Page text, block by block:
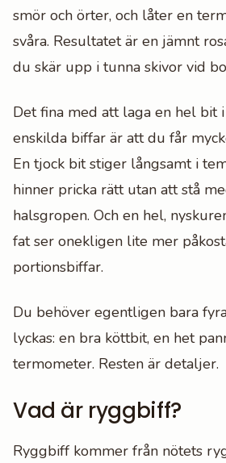
smör och örter, och låter en
svåra. Resultatet är en jämnt
du skär upp i tunna skivor vid
Det fina med att laga en hel bit
enskilda biffar är att du får
En tjock bit stiger långsamt i
hinner pricka rätt utan att stå
halsgropen. Och en hel,
fat ser onekligen lite mer
portionsbiffar.
Du behöver egentligen bara
lyckas: en bra köttbit, en het
termometer. Resten är detaljer.
Vad är ryggbiff?
Ryggbiff kommer från nötets